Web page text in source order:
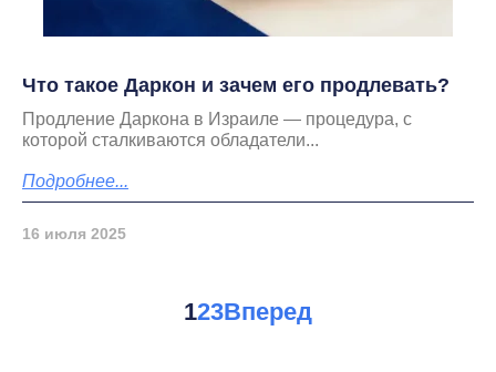
Что такое Даркон и зачем его продлевать?
Продление Даркона в Израиле — процедура, с
которой сталкиваются обладатели...
Подробнее...
16 июля 2025
123Вперед